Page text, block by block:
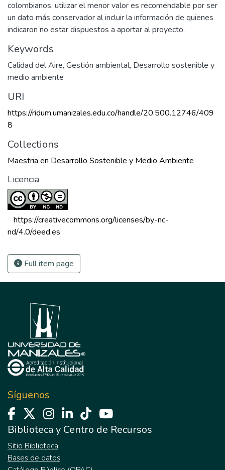
colombianos, utilizar el menor valor es recomendable por ser
un dato más conservador al incluir la información de quienes
indicaron no estar dispuestos a aportar al proyecto.
Keywords
Calidad del Aire, Gestión ambiental, Desarrollo sostenible y
medio ambiente
URI
https://ridum.umanizales.edu.co/handle/20.500.12746/409
8
Collections
Maestria en Desarrollo Sostenible y Medio Ambiente
Licencia
https://creativecommons.org/licenses/by-nc-
nd/4.0/deed.es
Full item page
Síguenos
Biblioteca y Centro de Recursos
Sitio Biblioteca
Bases de datos